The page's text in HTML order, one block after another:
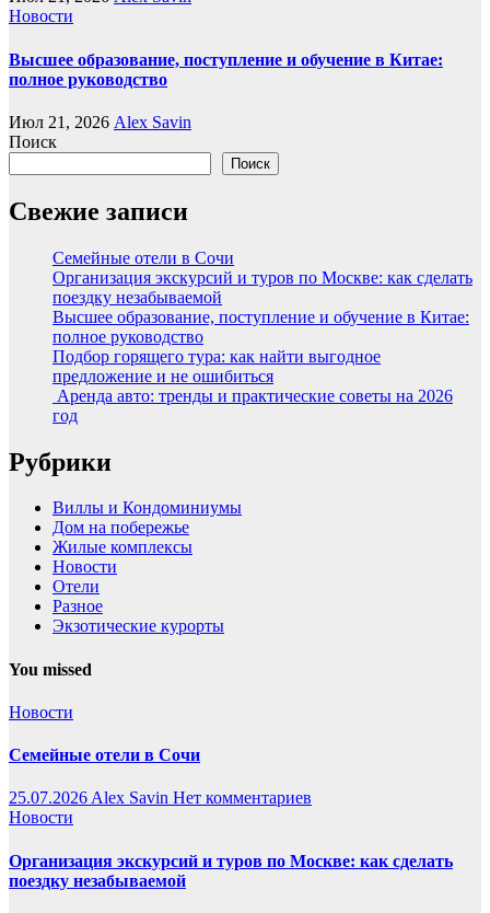
Новости
Высшее образование, поступление и обучение в Китае:
полное руководство
Июл 21, 2026 Alex Savin
Поиск
Поиск
Свежие записи
Семейные отели в Сочи
Организация экскурсий и туров по Москве: как сделать
поездку незабываемой
Высшее образование, поступление и обучение в Китае:
полное руководство
Подбор горящего тура: как найти выгодное
предложение и не ошибиться
Аренда авто: тренды и практические советы на 2026
год
Рубрики
Виллы и Кондоминиумы
Дом на побережье
Жилые комплексы
Новости
Отели
Разное
Экзотические курорты
You missed
Новости
Семейные отели в Сочи
25.07.2026Alex Savin Нет комментариев
Новости
Организация экскурсий и туров по Москве: как сделать
поездку незабываемой